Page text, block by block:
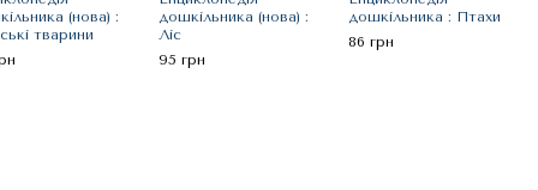
(нова) :
тварини
дошкільника (нова) :
Ліс
95 грн
дошкільника : Птахи
86 грн